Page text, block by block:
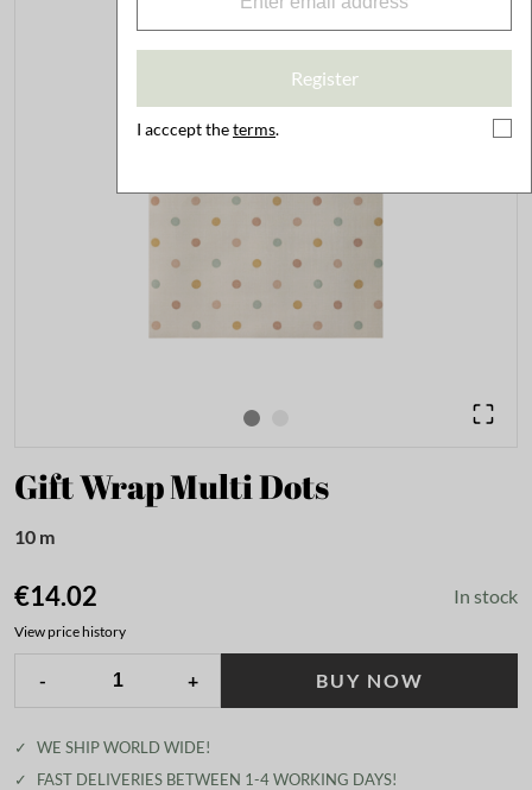
Gift Wrap Multi Dots
10 m
€14.02 In stock
View price history
- + BUY NOW
✓
WE SHIP WORLD WIDE!
✓
FAST DELIVERIES BETWEEN 1-4 WORKING DAYS!
Register
I acccept theterms.